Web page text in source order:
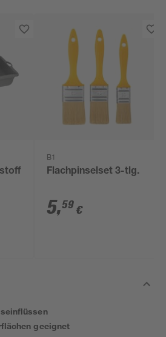
B1
Flachpinselset 3-tlg.
5,59 €
geeignet